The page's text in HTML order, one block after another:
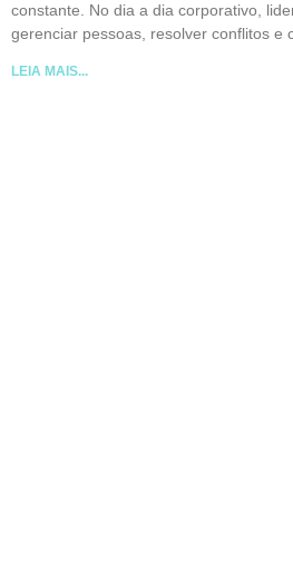
constante. No dia a dia corporativo,
gerenciar pessoas, resolver conflitos e
LEIA MAIS...